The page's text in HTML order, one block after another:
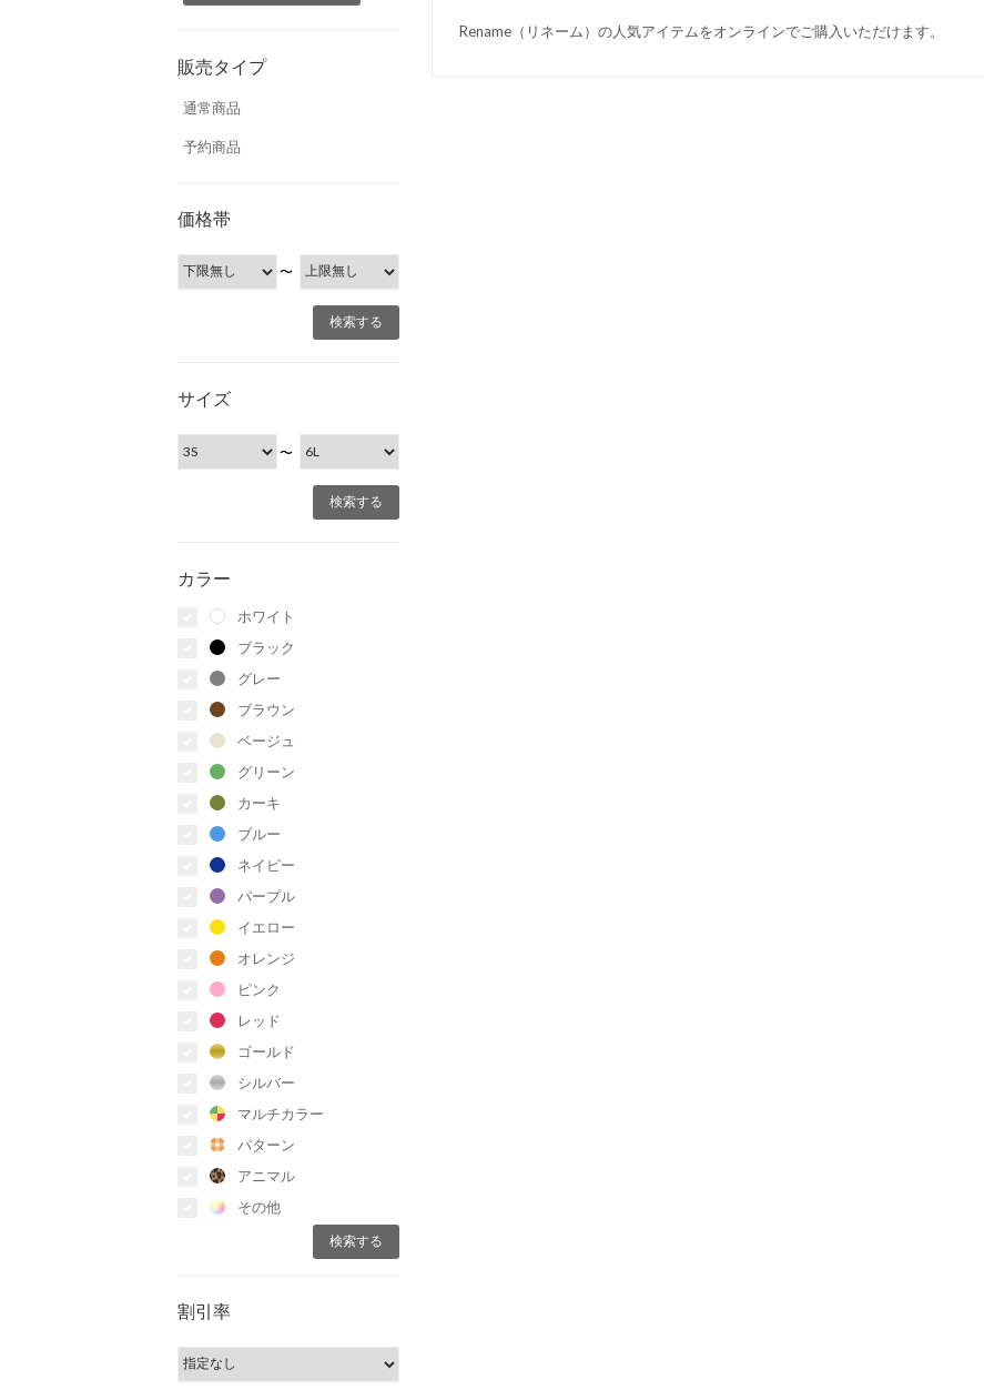
販売タイプ
通常商品
予約商品
価格帯
〜
サイズ
〜
カラー
ホワイト
ブラック
グレー
ブラウン
ベージュ
グリーン
カーキ
ブルー
ネイビー
パープル
イエロー
オレンジ
ピンク
レッド
ゴールド
シルバー
マルチカラー
パターン
アニマル
その他
割引率
Rename（リネーム）の人気アイテムをオンラインでご購入いただけます。